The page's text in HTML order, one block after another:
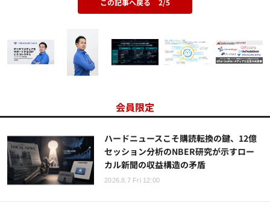
この記事へ戻る 2/5
会員限定
ハードニュースこそ購読転換の鍵、12億
セッション分析のNBER研究が示すロー
カル新聞の収益構造の矛盾
2026.8.7 Fri 12:00